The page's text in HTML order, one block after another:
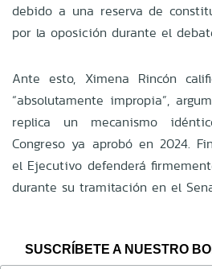
debido a una reserva de
por la oposición durante el
Ante esto, Ximena Rincón
“absolutamente impropia”,
replica un mecanismo
Congreso ya aprobó en 2024.
el Ejecutivo defenderá
durante su tramitación en el
SUSCRÍBETE A NUESTRO